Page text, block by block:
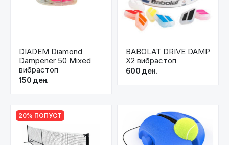
DIADEM Diamond
Dampener 50 Mixed
вибрастоп
150 ден.
BABOLAT DRIVE DAMP
X2 вибрастоп
600 ден.
20% ПОПУСТ